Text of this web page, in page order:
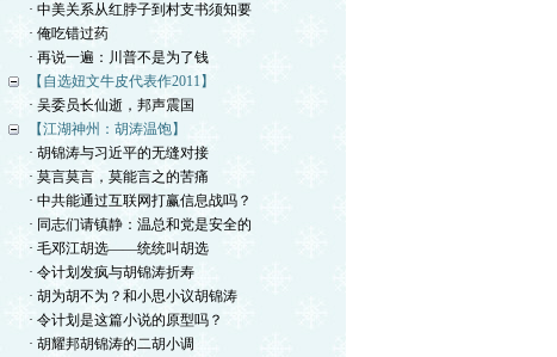
· 中美关系从红脖子到村支书须知要
· 俺吃错过药
· 再说一遍：川普不是为了钱
【自选妞文牛皮代表作2011】
· 吴委员长仙逝，邦声震国
【江湖神州：胡涛温饱】
· 胡锦涛与习近平的无缝对接
· 莫言莫言，莫能言之的苦痛
· 中共能通过互联网打赢信息战吗？
· 同志们请镇静：温总和党是安全的
· 毛邓江胡选——统统叫胡选
· 令计划发疯与胡锦涛折寿
· 胡为胡不为？和小思小议胡锦涛
· 令计划是这篇小说的原型吗？
· 胡耀邦胡锦涛的二胡小调